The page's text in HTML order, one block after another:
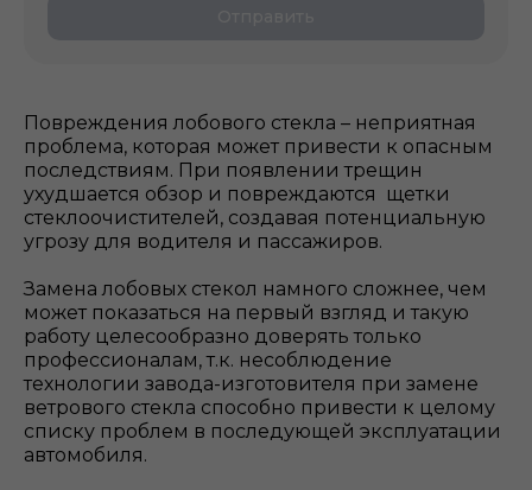
Повреждения лобового стекла – неприятная
проблема, которая может привести к опасным
последствиям. При появлении трещин
ухудшается обзор и повреждаются щетки
стеклоочистителей, создавая потенциальную
угрозу для водителя и пассажиров.
Замена лобовых стекол намного сложнее, чем
может показаться на первый взгляд и такую
работу целесообразно доверять только
профессионалам, т.к. несоблюдение
технологии завода-изготовителя при замене
ветрового стекла способно привести к целому
списку проблем в последующей эксплуатации
автомобиля.